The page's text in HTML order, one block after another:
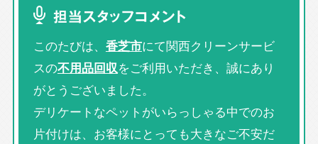
担当スタッフコメント
このたびは、 香芝市にて関西クリーンサービ
スの不用品回収をご利用いただき、誠にあり
がとうございました。
デリケートなペットがいらっしゃる中でのお
片付けは、お客様にとっても大きなご不安だ